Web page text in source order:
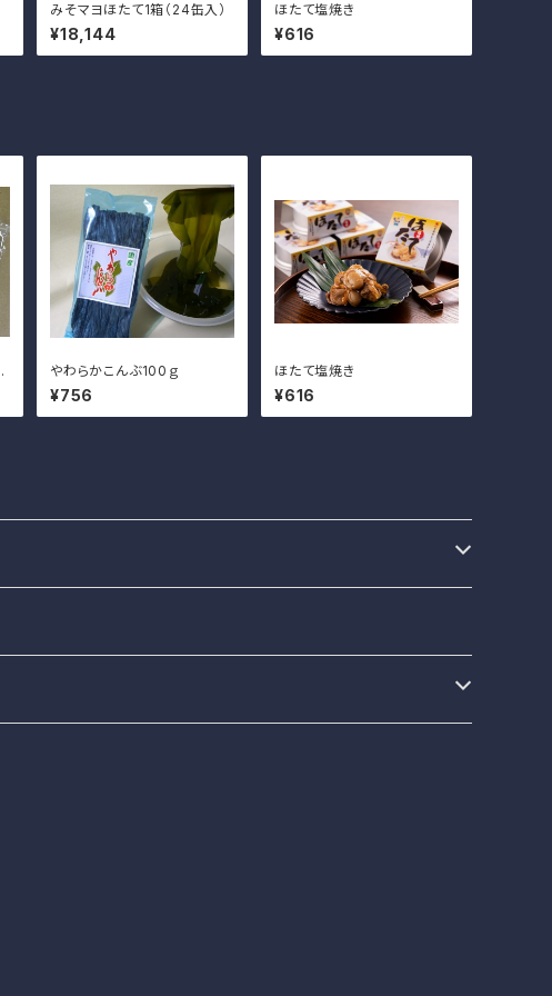
みそマヨほたて1箱（24缶入）
¥18,144
ほたて塩焼き
¥616
やわらかこんぶ100ｇ
¥756
ほたて塩焼き
¥616